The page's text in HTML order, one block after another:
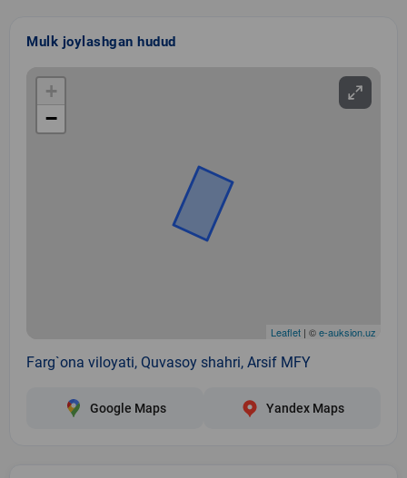
Mulk joylashgan hudud
+
−
Leaflet | ©e-auksion.uz
Farg`ona viloyati, Quvasoy shahri, Arsif MFY
Google Maps Yandex Maps